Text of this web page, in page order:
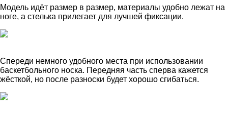
Модель идёт размер в размер, материалы удобно лежат на
ноге, а стелька прилегает для лучшей фиксации.
Спереди немного удобного места при использовании
баскетбольного носка. Передняя часть сперва кажется
жёсткой, но после разноски будет хорошо сгибаться.